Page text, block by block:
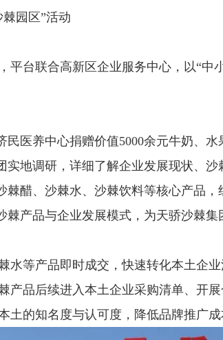
园区”活动
平台联合高新区企业服务中心，以“
医养中心捐赠价值5000余元牛奶、
地调研，详细了解企业发展现状、
醋、沙棘水、沙棘饮料等核心产品
产品与企业发展模式，为天骄沙棘集
水等产品即时成交，快速转化本土企
产品后续进入本土企业采购清单、开
的知名度与认可度，降低品牌推广